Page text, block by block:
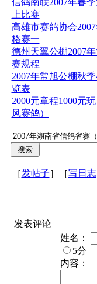
信鸽南联2007年春
上比赛
高雄市赛鸽协会
格赛一
德州天翼公棚2007
赛规程
2007年常旭公棚秋
览表
2000元章程1000元
风赛鸽）
［发帖子］［写日志
发表评论
姓名：
5分
内容：